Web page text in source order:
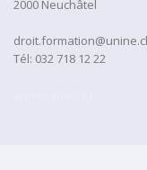
2000 Neuchâtel
Tél: 032 718 12 22